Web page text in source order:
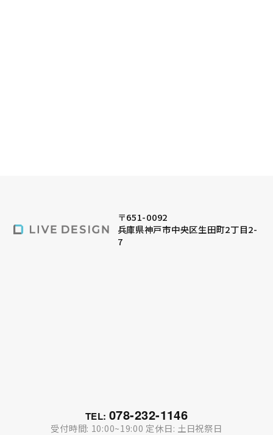
〒651-0092
兵庫県神戸市中央区生田町2丁目2-
7
TEL: 078-232-1146
受付時間: 10:00~19:00 定休日: 土日祝祭日